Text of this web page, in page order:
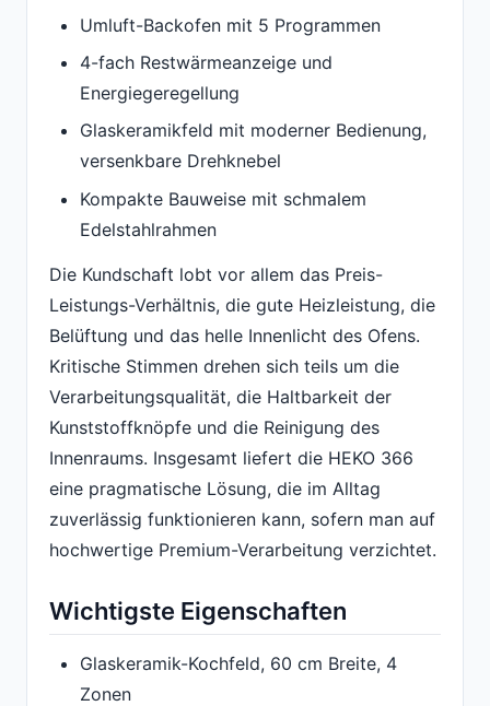
Umluft-Backofen mit 5 Programmen
4-fach Restwärmeanzeige und
Energiegeregellung
Glaskeramikfeld mit moderner Bedienung,
versenkbare Drehknebel
Kompakte Bauweise mit schmalem
Edelstahlrahmen
Die Kundschaft lobt vor allem das Preis-
Leistungs-Verhältnis, die gute Heizleistung, die
Belüftung und das helle Innenlicht des Ofens.
Kritische Stimmen drehen sich teils um die
Verarbeitungsqualität, die Haltbarkeit der
Kunststoffknöpfe und die Reinigung des
Innenraums. Insgesamt liefert die HEKO 366
eine pragmatische Lösung, die im Alltag
zuverlässig funktionieren kann, sofern man auf
hochwertige Premium-Verarbeitung verzichtet.
Wichtigste Eigenschaften
Glaskeramik-Kochfeld, 60 cm Breite, 4
Zonen